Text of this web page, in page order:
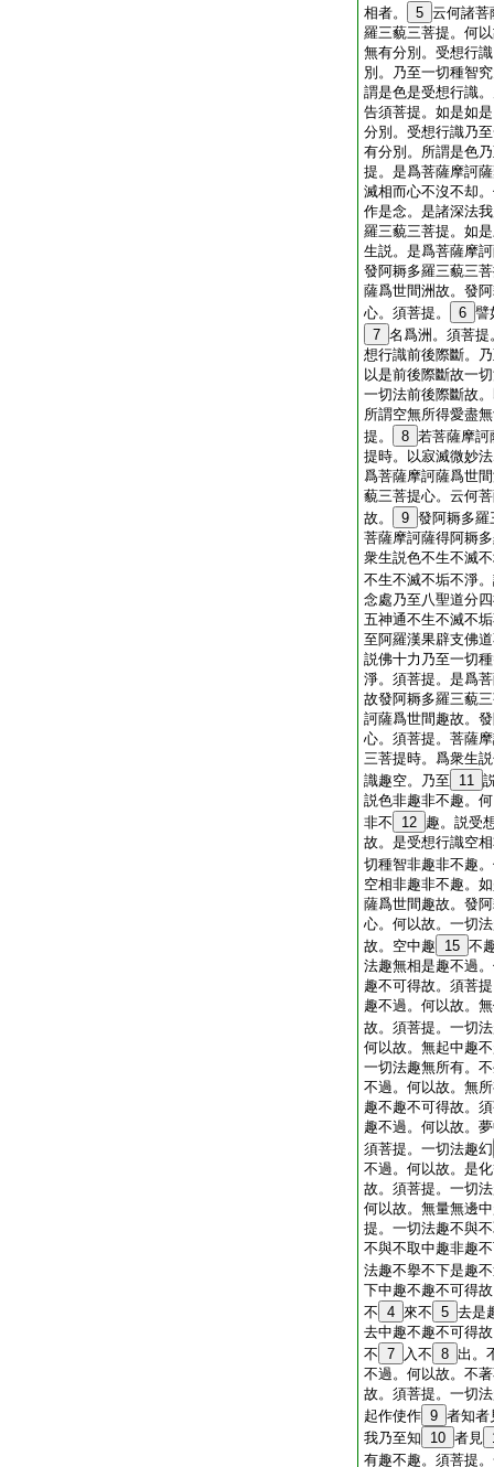
相者。
5 云何諸菩
羅三藐三菩提。何
無有分別。受想行
別。乃至一切種智
謂是色是受想行識
告須菩提。如是如
分別。受想行識乃
有分別。所謂是色
提。是爲菩薩摩訶
滅相而心不沒不却
作是念。是諸深法
羅三藐三菩提。如
生説。是爲菩薩摩
發阿耨多羅三藐三
薩爲世間洲故。發
心。須菩提。
6 譬
7 名爲洲。須菩
想行識前後際斷。
以是前後際斷故一
一切法前後際斷故
所謂空無所得愛盡
提。
8 若菩薩摩訶
提時。以寂滅微妙
爲菩薩摩訶薩爲世
藐三菩提心。云何
故。
9 發阿耨多羅
菩薩摩訶薩得阿耨
衆生説色不生不滅
不生不滅不垢不淨
念處乃至八聖道分
五神通不生不滅不
至阿羅漢果辟支佛
説佛十力乃至一切
淨。須菩提。是爲
故發阿耨多羅三藐
訶薩爲世間趣故。
心。須菩提。菩薩
三菩提時。爲衆生
識趣空。乃至
11
説色非趣非不趣。
非不
12 趣。説受
故。是受想行識空
切種智非趣非不趣
空相非趣非不趣。
薩爲世間趣故。發
心。何以故。一切
故。空中趣
15 不
法趣無相是趣不過
趣不可得故。須菩
趣不過。何以故。
故。須菩提。一切
何以故。無起中趣
一切法趣無所有。
不過。何以故。無
趣不趣不可得故。
趣不過。何以故。
須菩提。一切法趣幻
不過。何以故。是
故。須菩提。一切
何以故。無量無邊
提。一切法趣不與
不與不取中趣非趣
法趣不擧不下是趣
下中趣不趣不可得
不 4 來不 5 去是
去中趣不趣不可得
不 7 入不 8 出。
不過。何以故。不
故。須菩提。一切
起作使作 9 者知者
我乃至知
10 者見
有趣不趣。須菩提